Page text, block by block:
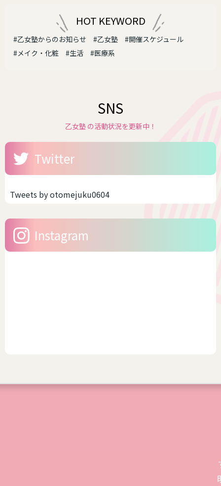
HOT KEYWORD
#乙女塾からのお知らせ #乙女塾
#開催スケジュール
#メイク・化粧
#生活 #医療系
SNS
乙女塾 の活動状況を更新中！
Twitter
Tweets by otomejuku0604
Instagram